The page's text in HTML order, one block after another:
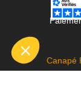
Canapé